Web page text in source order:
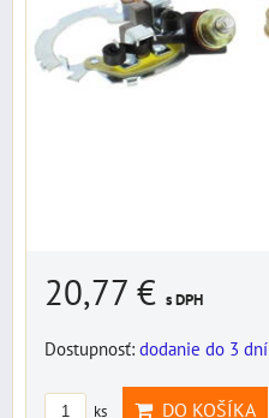
20,77 € s DPH
Dostupnosť: dodanie do 3 dní
ks DO KOŠÍKA